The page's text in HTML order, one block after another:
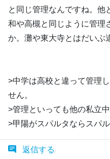
と同じ管理なんですね。他
和や高槻と同じように管理
か。灘や東大寺とはだいぶ
>中学は高校と違って管理
せん。
>管理といっても他の私立
>甲陽がスパルタならスパ
返信する